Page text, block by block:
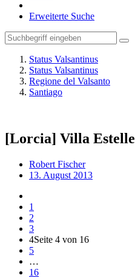
Erweiterte Suche
Status Valsantinus
Status Valsantinus
Regione del Valsanto
Santiago
[Lorcia] Villa Estelle
Robert Fischer
13. August 2013
1
2
3
4Seite 4 von 16
5
…
16